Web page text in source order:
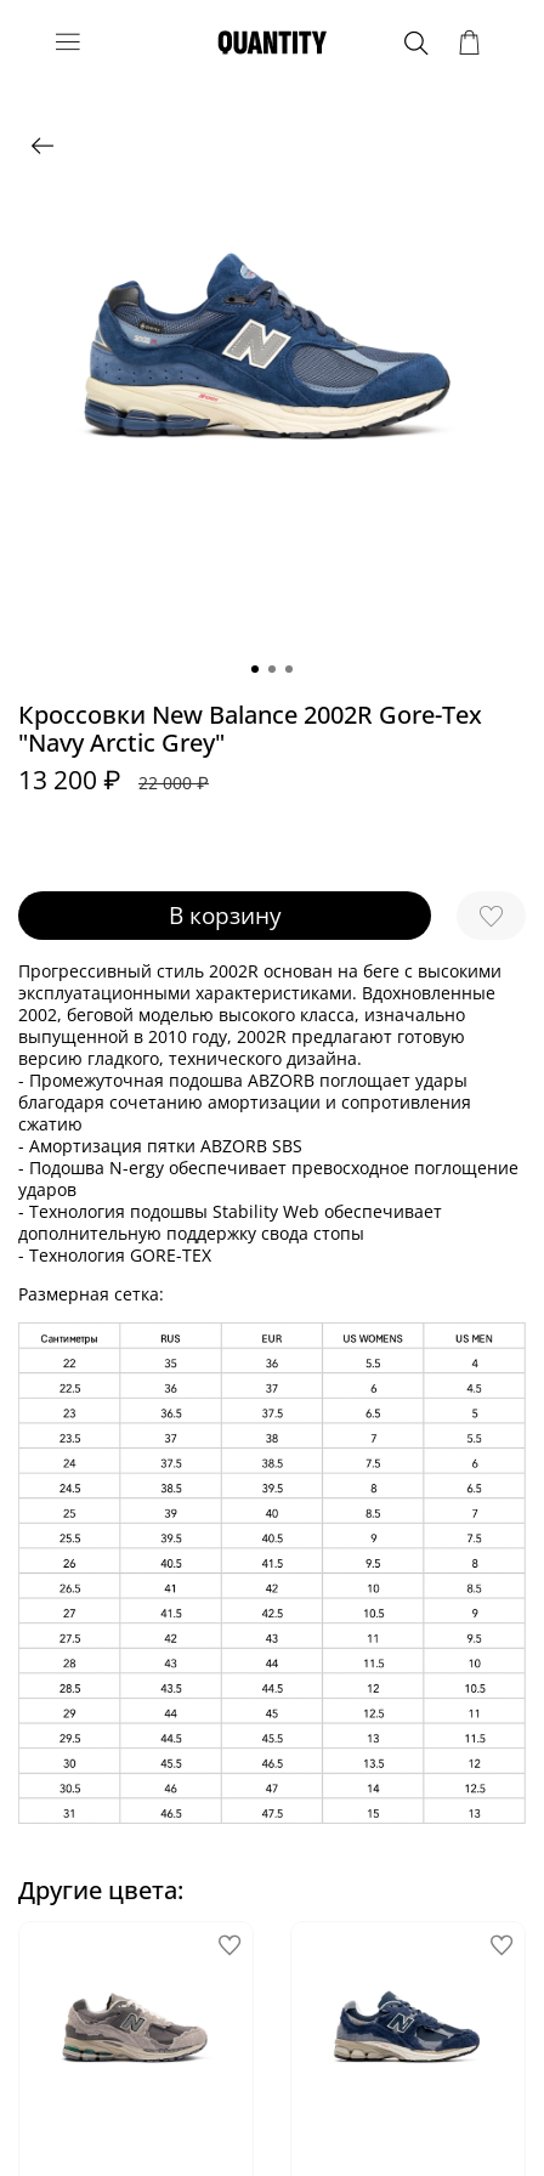
Кроссовки New Balance 2002R Gore-Tex
"Navy Arctic Grey"
13 200 ₽ 22 000 ₽
В корзину
Прогрессивный стиль 2002R основан на беге с высокими
эксплуатационными характеристиками. Вдохновленные
2002, беговой моделью высокого класса, изначально
выпущенной в 2010 году, 2002R предлагают готовую
версию гладкого, технического дизайна.
- Промежуточная подошва ABZORB поглощает удары
благодаря сочетанию амортизации и сопротивления
сжатию
- Амортизация пятки ABZORB SBS
- Подошва N-ergy обеспечивает превосходное поглощение
ударов
- Технология подошвы Stability Web обеспечивает
дополнительную поддержку свода стопы
- Технология GORE-TEX
Размерная сетка:
Другие цвета: